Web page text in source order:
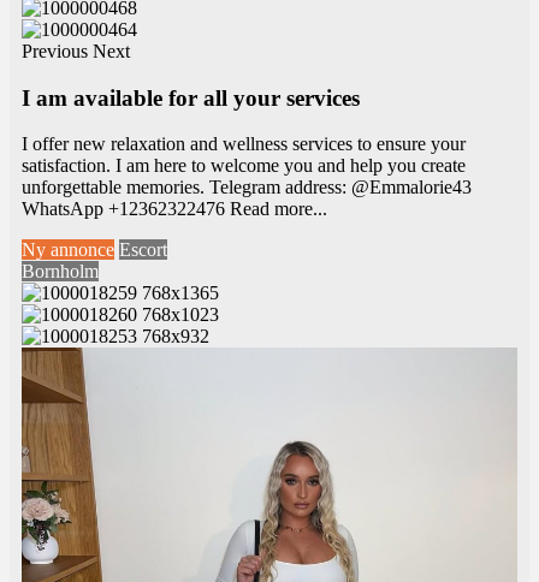
Previous Next
I am available for all your services
I offer new relaxation and wellness services to ensure your
satisfaction. I am here to welcome you and help you create
unforgettable memories. Telegram address: @Emmalorie43
WhatsApp +12362322476 Read more...
Ny annonce Escort
Bornholm